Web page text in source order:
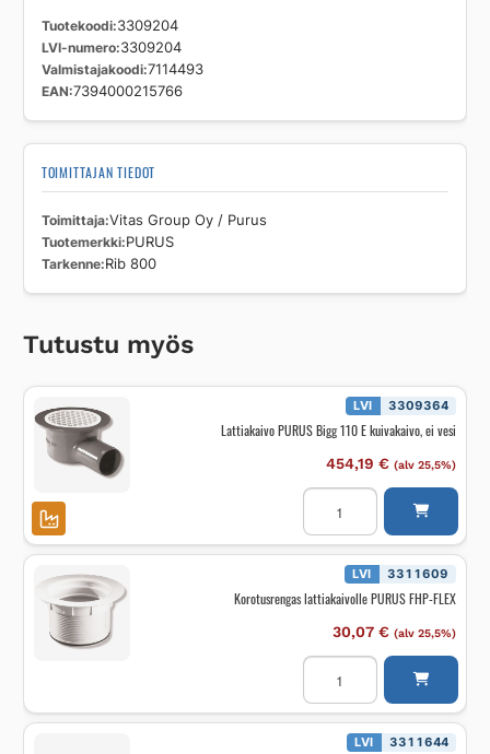
Tuotekoodi 3309204
LVI-numero 3309204
Valmistajakoodi 7114493
EAN 7394000215766
TOIMITTAJAN TIEDOT
Toimittaja Vitas Group Oy / Purus
Tuotemerkki PURUS
Tarkenne Rib 800
Tutustu myös
LVI 3309364
Lattiakaivo PURUS Bigg 110 E kuivakaivo, ei vesi
454,19 € (alv 25,5%)
Lattiakaivo
PURUS
110
E
kuivakaivo,
vesi
LVI 3311609
Korotusrengas lattiakaivolle PURUS FHP-FLEX
30,07 € (alv 25,5%)
Korotusrengas
lattiakaivolle
PURUS
FHP-
FLEX
LVI 3311644